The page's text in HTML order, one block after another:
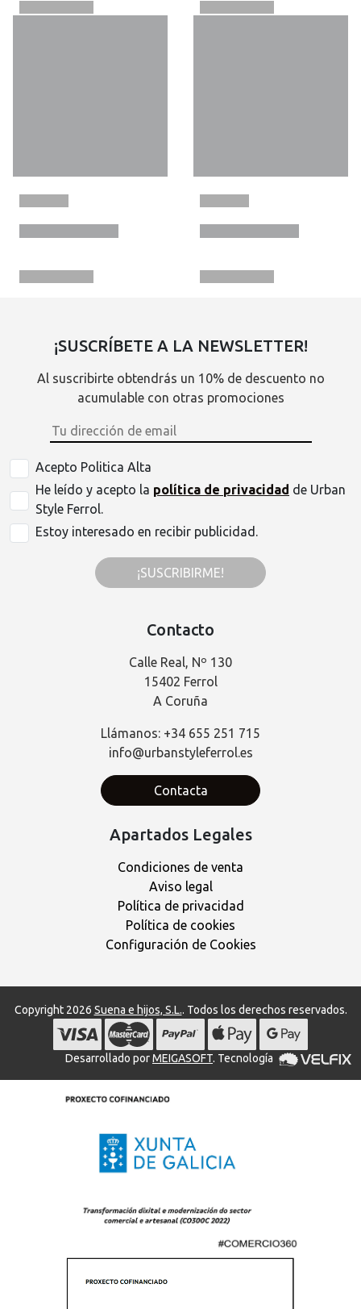
¡SUSCRÍBETE A LA NEWSLETTER!
Al suscribirte obtendrás un 10% de descuento no
acumulable con otras promociones
Acepto Politica Alta
He leído y acepto la política de privacidad de Urban
Style Ferrol.
Estoy interesado en recibir publicidad.
¡SUSCRIBIRME!
Contacto
Calle Real, Nº 130
15402 Ferrol
A Coruña
Llámanos: +34 655 251 715
info@urbanstyleferrol.es
Contacta
Apartados Legales
Condiciones de venta
Aviso legal
Política de privacidad
Política de cookies
Configuración de Cookies
Copyright 2026 Suena e hijos, S.L.. Todos los derechos reservados.
Desarrollado porMEIGASOFT. Tecnología